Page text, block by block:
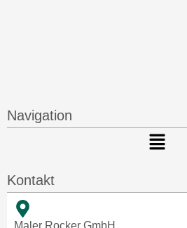
Navigation
Kontakt
Maler Rocker GmbH